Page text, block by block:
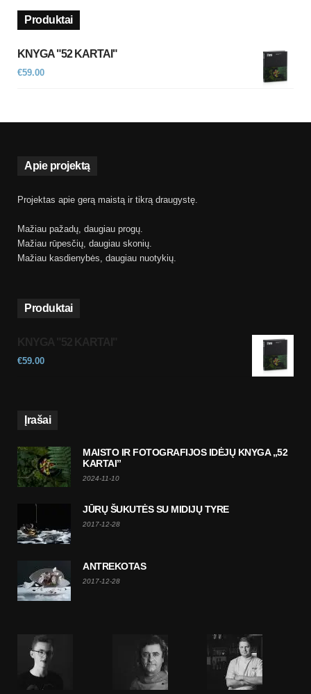
Produktai
KNYGA "52 KARTAI"
€59.00
Apie projektą
Projektas apie gerą maistą ir tikrą draugystę.
Mažiau pažadų, daugiau progų.
Mažiau rūpesčių, daugiau skonių.
Mažiau kasdienybės, daugiau nuotykių.
Produktai
€59.00
Įrašai
MAISTO IR FOTOGRAFIJOS IDĖJŲ KNYGA „52
KARTAI”
2024-11-10
JŪRŲ ŠUKUTĖS SU MIDIJŲ TYRE
2017-12-28
ANTREKOTAS
2017-12-28